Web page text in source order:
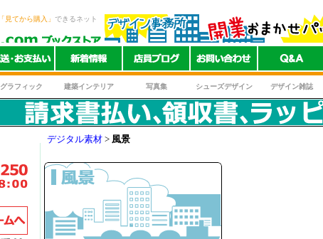
「見てから購入」 できるネット
グラフィック 建築インテリア 写真集 シューズデザイン デザイン雑誌
デジタル素材 > 風景